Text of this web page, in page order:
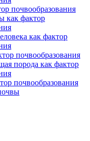
почвообразования
как фактор
как фактор
почвообразования
порода как фактор
почвообразования